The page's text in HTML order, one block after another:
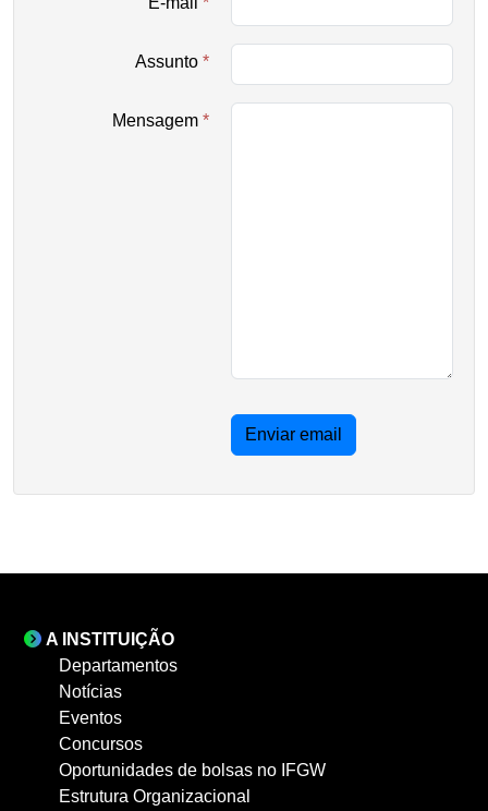
Assunto *
Mensagem *
Enviar email
A INSTITUIÇÃO
Departamentos
Notícias
Eventos
Concursos
Oportunidades de bolsas no IFGW
Estrutura Organizacional